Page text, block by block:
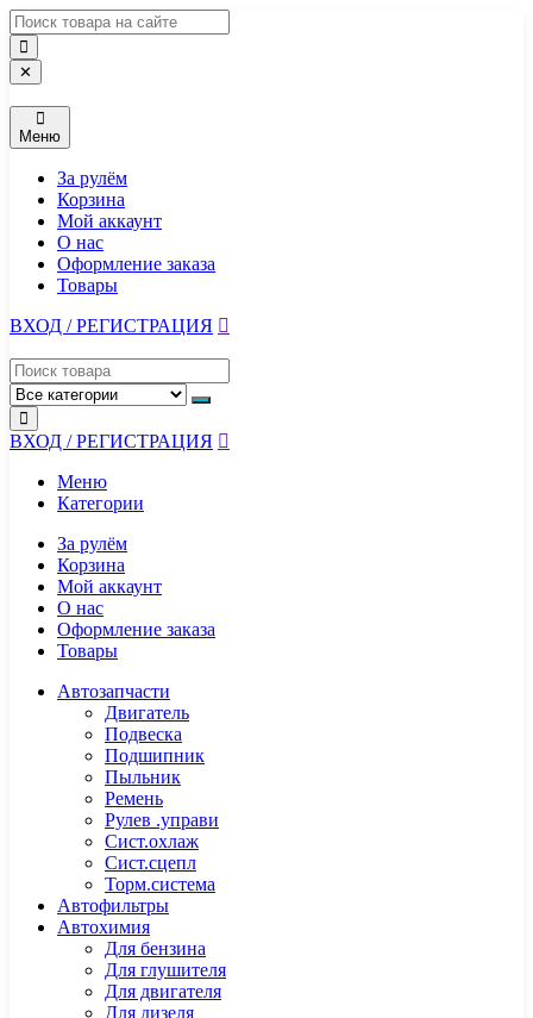
Перейти
к
содержимому
✕
Меню
За рулём
Корзина
Мой аккаунт
О нас
Оформление заказа
Товары
ВХОД / РЕГИСТРАЦИЯ
ВХОД / РЕГИСТРАЦИЯ
Меню
Категории
За рулём
Корзина
Мой аккаунт
О нас
Оформление заказа
Товары
Автозапчасти
Двигатель
Подвеска
Подшипник
Пыльник
Ремень
Рулев .управи
Сист.охлаж
Сист.сцепл
Торм.система
Автофильтры
Автохимия
Для бензина
Для глушителя
Для двигателя
Для дизеля